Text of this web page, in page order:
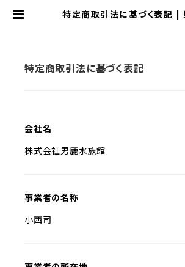
特定商取引法に基づく表記 |
特定商取引法に基づく表記
会社名
株式会社男鹿水族館
事業者の名称
小西司